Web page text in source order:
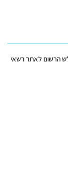
הרשום לאתר רשאי